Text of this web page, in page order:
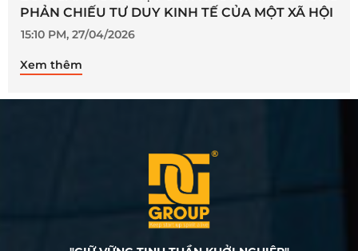
PHẢN CHIẾU TƯ DUY KINH TẾ CỦA MỘT XÃ HỘI
15:10 PM, 27/04/2026
Xem thêm